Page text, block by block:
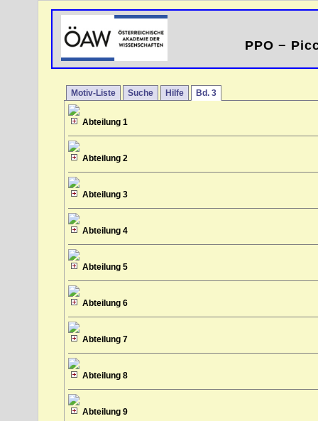
PPO −
Motiv-Liste Suche Hilfe Bd. 3
Abteilung 1
Abteilung 2
Abteilung 3
Abteilung 4
Abteilung 5
Abteilung 6
Abteilung 7
Abteilung 8
Abteilung 9